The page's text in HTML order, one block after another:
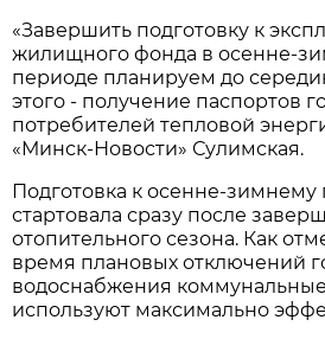
«Завершить подготовку к
жилищного фонда в осенне-
периоде планируем до
этого - получение паспортов
потребителей тепловой
«Минск-Новости» Сулимская.
Подготовка к осенне-зимнему
стартовала сразу после
отопительного сезона. Как
время плановых отключений
водоснабжения
используют максимально